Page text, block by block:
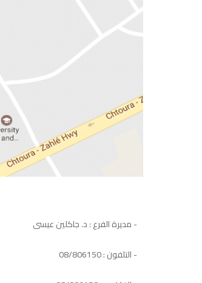
- مديرة الفرع : د. جاكلين عيسى
- التلفون : 08/806150